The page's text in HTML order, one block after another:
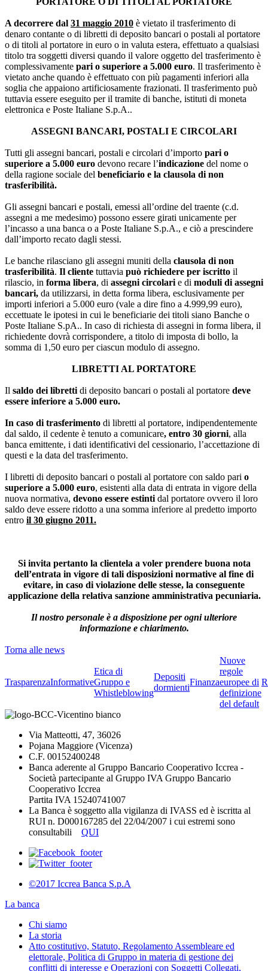
A decorrere dal 31 maggio 2010 è vietato il trasferimento di
denaro contante o di libretti di deposito bancari o postali al portatore
o di titoli al portatore in euro o in valuta estera, effettuato a qualsiasi
titolo tra soggetti diversi quando il valore oggetto del trasferimento è
complessivamente pari o superiore a 5.000 euro. Il trasferimento è
vietato anche quando è effettuato con più pagamenti inferiori alla
soglia che appaiono artificiosamente frazionati. Il trasferimento può
tuttavia essere eseguito per il tramite di banche, istituti di moneta
elettronica e Poste Italiane S.p.A..
ASSEGNI BANCARI, POSTALI E CIRCOLARI
Tutti gli assegni bancari, postali e circolari d’importo pari o
superiore a 5.000 euro devono recare l’indicazione del nome o
della ragione sociale del beneficiario e la clausola di non
trasferibilità.
Gli assegni bancari e postali, emessi all’ordine del traente (c.d.
assegni a me medesimo) possono essere girati unicamente per
l’incasso a una banca o a Poste Italiane S.p.A., e ciò a prescindere
dall’importo recato dagli stessi.
Le banche rilasciano gli assegni muniti della clausola di non
trasferibilità. Il cliente tuttavia può richiedere per iscritto il
rilascio, in forma libera, di assegni circolari e di moduli di assegni
bancari, da utilizzarsi, in detta forma libera, esclusivamente per
importi inferiori a 5.000 euro (vale a dire fino a 4.999,99 euro),
eccettuate le ipotesi in cui le beneficiarie dei titoli siano Banche o
Poste Italiane S.pA.. In caso di richiesta di assegni in forma libera, il
richiedente dovrà corrispondere, a titolo di imposta di bollo, la
somma di 1,50 euro per ciascun modulo di assegno.
LIBRETTI AL PORTATORE
Il saldo dei libretti di deposito bancari o postali al portatore deve
essere inferiore a 5.000 euro.
In caso di trasferimento di libretti al portatore, indipendentemente
dal saldo, il cedente è tenuto a comunicare, entro 30 giorni, alla
banca emittente, i dati identificativi del cessionario, l’accettazione di
questi e la data del trasferimento.
I libretti di deposito bancari o postali al portatore con saldo pari o
superiore a 5.000 euro, esistenti alla data di entrata in vigore della
nuova normativa, devono essere estinti dal portatore ovvero il loro
saldo deve essere ridotto a una somma inferiore al predetto importo
entro il 30 giugno 2011.
Si invita pertanto la clientela a voler prendere buona nota
dell’entrata in vigore di tali disposizioni normative al fine di
evitare, in caso di violazione delle stesse, la conseguente
applicazione della relativa sanzione amministrativa pecuniaria.
Il nostro personale è a disposizione per ogni ulteriore
informazione e chiarimento.
Torna alle news
TrasparenzaInformative
Etica di
Gruppo e
Whistleblowing
Depositi
dormienti
Finanza
Nuove
regole
europee di
definizione
del default
Via Matteotti, 47, 36026
Pojana Maggiore (Vicenza)
C.F. 00152400248
Banca aderente al Gruppo Bancario Cooperativo Iccrea -
Società partecipante al Gruppo IVA Gruppo Bancario
Cooperativo Iccrea
Partita IVA 15240741007
La Banca è soggetto alla vigilanza di IVASS ed è iscritta al
RUI n. D000167285 del 22/04/2007 i cui estremi sono
consultabili QUI
©2017 Iccrea Banca S.p.A
La banca
Chi siamo
La storia
Atto costitutivo, Statuto, Regolamento Assembleare ed
elettorale, Politica di Gruppo in materia di gestione dei
conflitti di interesse e Operazioni con Soggetti Collegati,